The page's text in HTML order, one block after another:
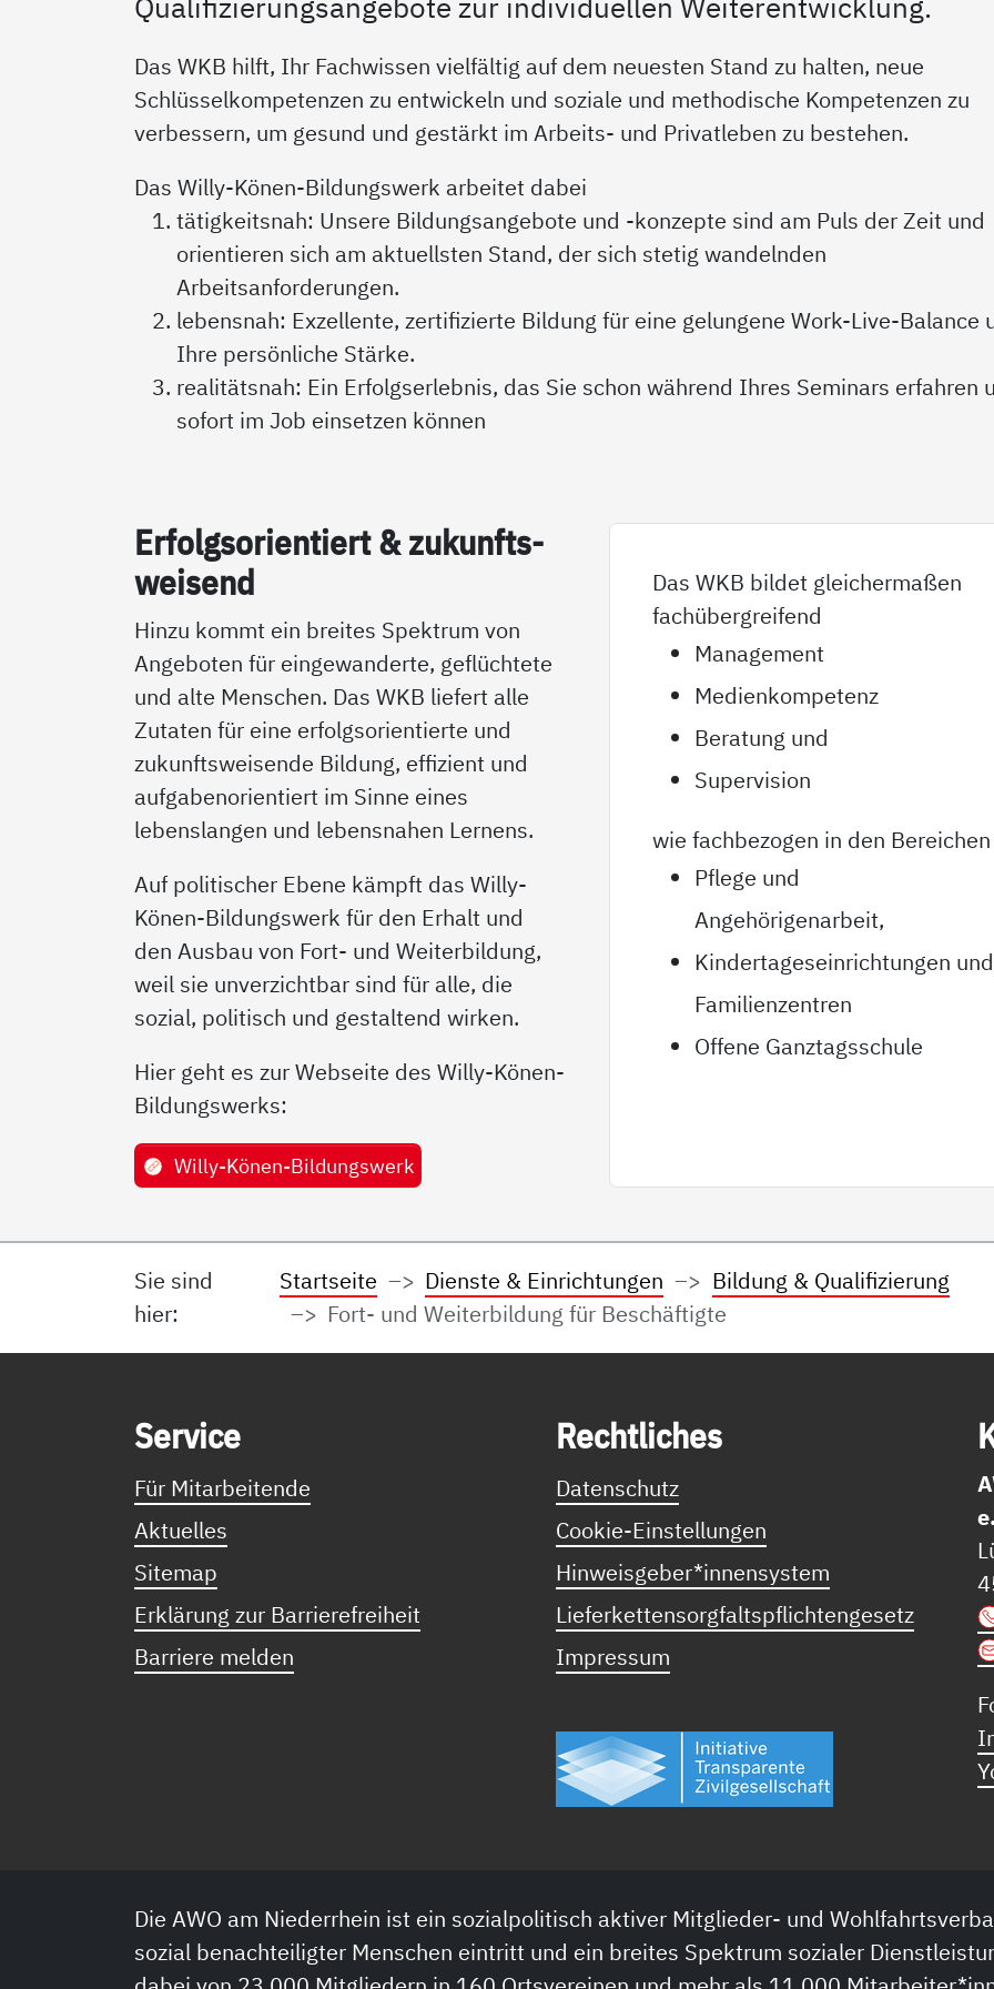
Qualifizierungsangebote zur individuellen Weiterentwicklung.
Das WKB hilft, Ihr Fachwissen vielfältig auf dem neuesten Stand zu halten, neue
Schlüsselkompetenzen zu entwickeln und soziale und methodische Kompetenzen zu
verbessern, um gesund und gestärkt im Arbeits- und Privatleben zu bestehen.
Das Willy-Könen-Bildungswerk arbeitet dabei
tätigkeitsnah: Unsere Bildungsangebote und -konzepte sind am Puls der Zeit und
orientieren sich am aktuellsten Stand, der sich stetig wandelnden
Arbeitsanforderungen.
lebensnah: Exzellente, zertifizierte Bildung für eine gelungene Work-Live-Balance
Ihre persönliche Stärke.
realitätsnah: Ein Erfolgserlebnis, das Sie schon während Ihres Seminars erfahren
sofort im Job einsetzen können
Er­folgs­o­ri­en­tiert & zu­kunfts­
wei­send
Hinzu kommt ein breites Spektrum von
Angeboten für eingewanderte, geflüchtete
und alte Menschen. Das WKB liefert alle
Zutaten für eine erfolgsorientierte und
zukunftsweisende Bildung, effizient und
aufgabenorientiert im Sinne eines
lebenslangen und lebensnahen Lernens.
Auf politischer Ebene kämpft das Willy-
Könen-Bildungswerk für den Erhalt und
den Ausbau von Fort- und Weiterbildung,
weil sie unverzichtbar sind für alle, die
sozial, politisch und gestaltend wirken.
Hier geht es zur Webseite des Willy-Könen-
Bildungswerks:
Willy-Könen-Bildungswerk
Das WKB bildet gleichermaßen
fachübergreifend
Management
Medienkompetenz
Beratung und
Supervision
wie fachbezogen in den Bereichen
Pflege und
Angehörigenarbeit,
Kindertageseinrichtungen und
Familienzentren
Offene Ganztagsschule
Sie sind
hier:
Startseite Dienste & Einrichtungen
Bildung & Qualifizierung
Fort- und Weiterbildung für Beschäftigte
Ser­vice
Für Mitarbeitende
Aktuelles
Sitemap
Erklärung zur Barrierefreiheit
Barriere melden
Recht­li­ches
Datenschutz
Cookie-Einstellungen
Hinweisgeber*innensystem
Lieferkettensorgfaltspflichtengesetz
Impressum
Die AWO am Niederrhein ist ein sozialpolitisch aktiver Mitglieder- und
sozial benachteiligter Menschen eintritt und ein breites Spektrum sozialer